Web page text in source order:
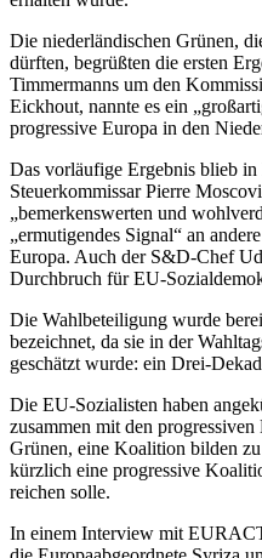
Die niederländischen Grünen,
dürften, begrüßten die ersten
Timmermanns um den
Eickhout, nannte es ein
progressive Europa in den
Das vorläufige Ergebnis blieb
Steuerkommissar Pierre
„bemerkenswerten und
„ermutigendes Signal“ an
Europa. Auch der S&D-Chef
Durchbruch für EU-
Die Wahlbeteiligung wurde
bezeichnet, da sie in der
geschätzt wurde: ein Drei-
Die EU-Sozialisten haben
zusammen mit den
Grünen, eine Koalition bilden
kürzlich eine progressive
reichen solle.
In einem Interview mit